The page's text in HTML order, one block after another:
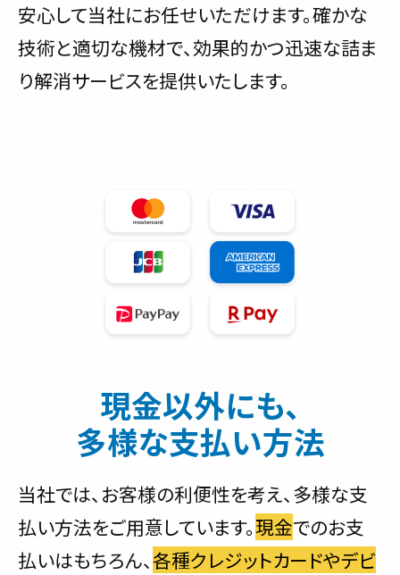
安心して当社にお任せいただけます。確かな
技術と適切な機材で、効果的かつ迅速な詰ま
り解消サービスを提供いたします。
現金以外にも、
多様な支払い方法
当社では、お客様の利便性を考え、多様な支
払い方法をご用意しています。現金でのお支
払いはもちろん、各種クレジットカードやデビ